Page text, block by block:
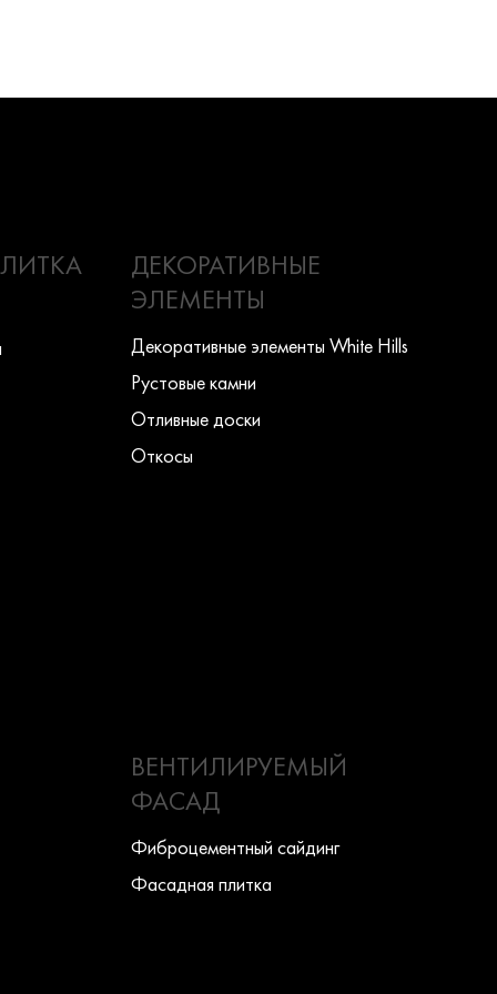
ДЕКОРАТИВНЫЕ
ЭЛЕМЕНТЫ
Декоративные элементы White Hills
Рустовые камни
Отливные доски
Откосы
ВЕНТИЛИРУЕМЫЙ
ФАСАД
Фиброцементный сайдинг
Фасадная плитка